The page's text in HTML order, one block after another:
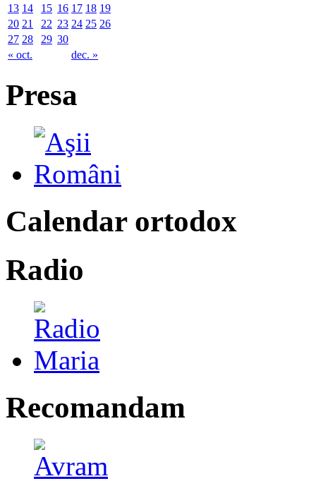
« oct. dec. »
13 14 15 16 17 18 19
20 21 22 23 24 25 26
27 28 29 30
Presa
Calendar ortodox
Radio
Recomandam